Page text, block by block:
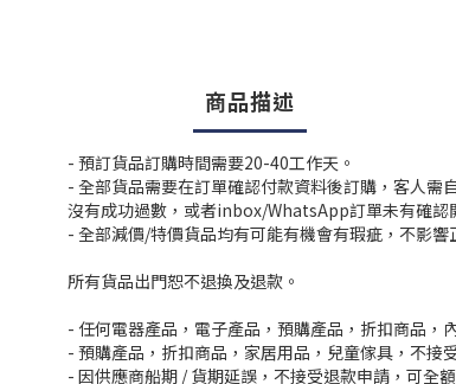
商品描述
- 預訂貨品訂購時間需要20-40工作天。
- 全部貨品需要在訂單確認付款資料後訂購，客人需
沒有成功過數，或者inbox/WhatsApp訂單未有確認
- 全部減價/特價貨品均有可能有機會有瑕疵，不影響
所有貨品出門恕不退換及退款。
- 任何電器產品，電子產品，預購產品，折扣商品，
- 預購產品，折扣商品，家居用品，兒童傢具，不接
- 因供應商船期 / 貨期延誤，不接受退款申請，可全